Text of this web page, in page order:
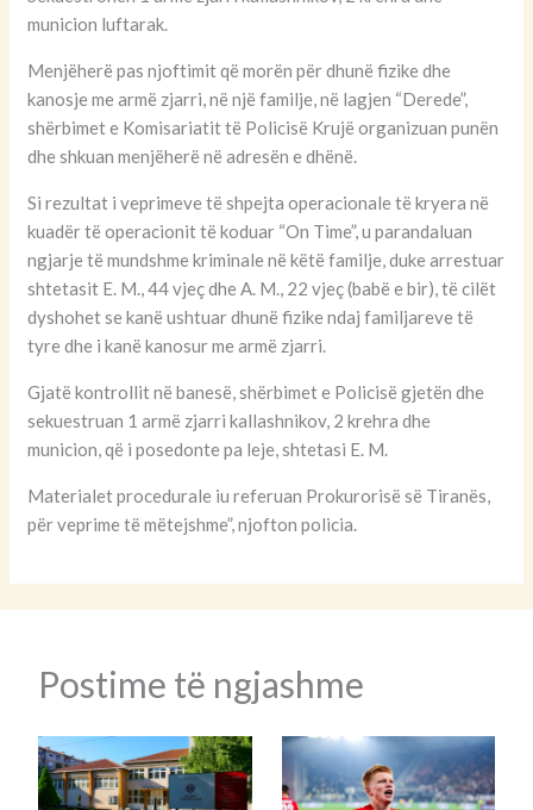
municion luftarak.
Menjëherë pas njoftimit që morën për dhunë fizike dhe
kanosje me armë zjarri, në një familje, në lagjen “Derede”,
shërbimet e Komisariatit të Policisë Krujë organizuan punën
dhe shkuan menjëherë në adresën e dhënë.
Si rezultat i veprimeve të shpejta operacionale të kryera në
kuadër të operacionit të koduar “On Time”, u parandaluan
ngjarje të mundshme kriminale në këtë familje, duke arrestuar
shtetasit E. M., 44 vjeç dhe A. M., 22 vjeç (babë e bir), të cilët
dyshohet se kanë ushtuar dhunë fizike ndaj familjareve të
tyre dhe i kanë kanosur me armë zjarri.
Gjatë kontrollit në banesë, shërbimet e Policisë gjetën dhe
sekuestruan 1 armë zjarri kallashnikov, 2 krehra dhe
municion, që i posedonte pa leje, shtetasi E. M.
Materialet procedurale iu referuan Prokurorisë së Tiranës,
për veprime të mëtejshme”, njofton policia.
Postime të ngjashme